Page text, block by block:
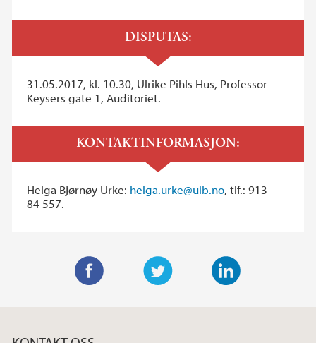
DISPUTAS:
31.05.2017, kl. 10.30, Ulrike Pihls Hus, Professor
Keysers gate 1, Auditoriet.
KONTAKTINFORMASJON:
Helga Bjørnøy Urke: helga.urke@uib.no, tlf.: 913
84 557.